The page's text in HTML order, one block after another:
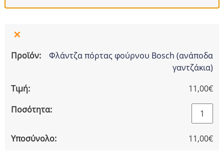
×
Φλάντζα πόρτας φούρνου Bosch (ανάποδα
γαντζάκια)
11,00€
Φλάντζα
πόρτας
Bosch
11,00€